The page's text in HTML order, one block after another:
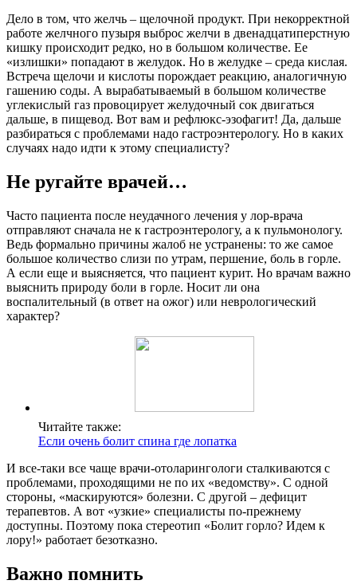
Дело в том, что желчь – щелочной продукт. При некорректной
работе желчного пузыря выброс желчи в двенадцатиперстную
кишку происходит редко, но в большом количестве. Ее
«излишки» попадают в желудок. Но в желудке – среда кислая.
Встреча щелочи и кислоты порождает реакцию, аналогичную
гашению соды. А вырабатываемый в большом количестве
углекислый газ провоцирует желудочный сок двигаться
дальше, в пищевод. Вот вам и рефлюкс-эзофагит! Да, дальше
разбираться с проблемами надо гастроэнтерологу. Но в каких
случаях надо идти к этому специалисту?
Не ругайте врачей…
Часто пациента после неудачного лечения у лор-врача
отправляют сначала не к гастроэнтерологу, а к пульмонологу.
Ведь формально причины жалоб не устранены: то же самое
большое количество слизи по утрам, першение, боль в горле.
А если еще и выясняется, что пациент курит. Но врачам важно
выяснить природу боли в горле. Носит ли она
воспалительный (в ответ на ожог) или неврологический
характер?
Читайте также:
Если очень болит спина где лопатка
И все-таки все чаще врачи-отоларингологи сталкиваются с
проблемами, проходящими не по их «ведомству». С одной
стороны, «маскируются» болезни. С другой – дефицит
терапевтов. А вот «узкие» специалисты по-прежнему
доступны. Поэтому пока стереотип «Болит горло? Идем к
лору!» работает безотказно.
Важно помнить